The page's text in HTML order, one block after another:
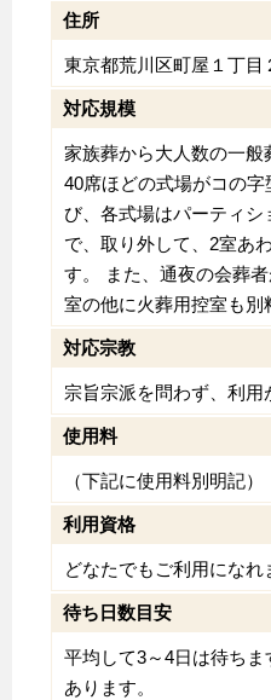
住所
東京都荒川区町屋１丁目
対応規模
家族葬から大人数の一般
40席ほどの式場がコの
び、各式場はパーティ
で、取り外して、2室あ
す。 また、通夜の会葬
室の他に火葬用控室も別
対応宗教
宗旨宗派を問わず、利用
使用料
（下記に使用料別明記）
利用資格
どなたでもご利用になれ
待ち日数目安
平均して3～4日は待ち
あります。